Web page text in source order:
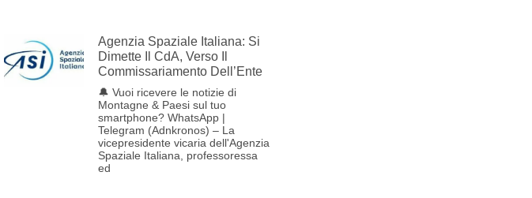
Agenzia Spaziale Italiana: Si
Dimette Il CdA, Verso Il
Commissariamento Dell’Ente
🔔 Vuoi ricevere le notizie di
Montagne & Paesi sul tuo
smartphone? WhatsApp |
Telegram (Adnkronos) – La
vicepresidente vicaria dell'Agenzia
Spaziale Italiana, professoressa
ed